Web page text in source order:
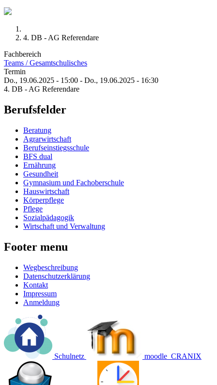
4. DB - AG Referendare
Fachbereich
Teams / Gesamtschulisches
Termin
Do., 19.06.2025 - 15:00 - Do., 19.06.2025 - 16:30
4. DB - AG Referendare
Berufsfelder
Beratung
Agrarwirtschaft
Berufseinstiegsschule
BFS dual
Ernährung
Gesundheit
Gymnasium und Fachoberschule
Hauswirtschaft
Körperpflege
Pflege
Sozialpädagogik
Wirtschaft und Verwaltung
Footer menu
Wegbeschreibung
Datenschutzerklärung
Kontakt
Impressum
Anmeldung
Schulnetz moodle CRANIX